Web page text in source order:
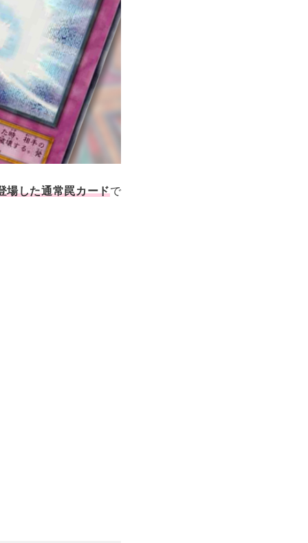
場した通常罠カードで